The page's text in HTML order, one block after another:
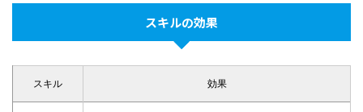
スキルの効果
スキル 効果